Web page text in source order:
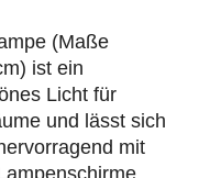
(Maße
ist ein
Licht für
und lässt sich
mit